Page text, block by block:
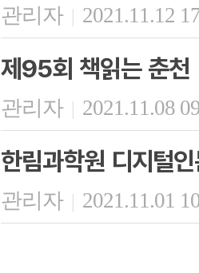
관리자 | 2021.11.12
제95회 책읽는 춘천
관리자 | 2021.11.08
한림과학원 디지털
관리자 | 2021.11.01